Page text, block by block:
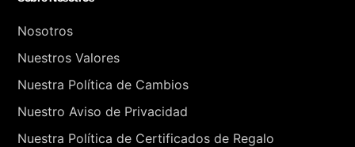
Nosotros
Nuestros Valores
Nuestra Política de Cambios
Nuestro Aviso de Privacidad
Nuestra Política de Certificados de Regalo